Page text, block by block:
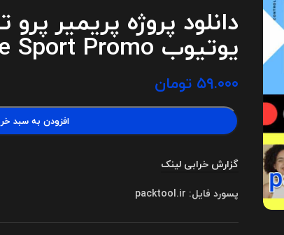
دانلود پروژه پریمیر
یوتیوب Youtube Sport Promo
۵۹.۰۰۰ تومان
افزودن به سبد
گزارش خرابی لینک
پسورد فایل: packtool.ir